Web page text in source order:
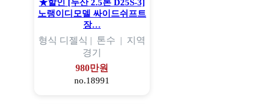
★할인 [두산 2.5톤 D25S-3]
노랭이디모델 싸이드쉬프트
장…
형식 디젤식 | 톤수 | 지역
경기
980만원
no.18991